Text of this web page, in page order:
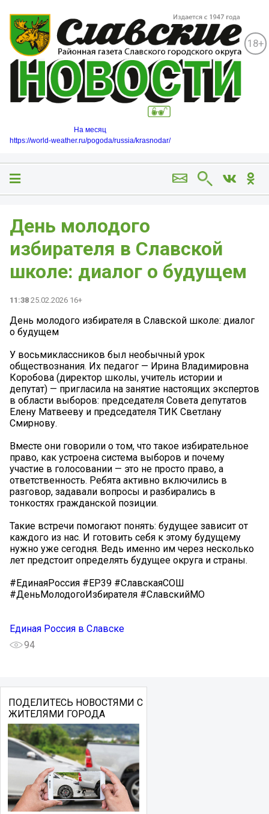
18+
На месяц
https://world-weather.ru/pogoda/russia/krasnodar/
День молодого
избирателя в Славской
школе: диалог о будущем
11:38 25.02.2026 16+
День молодого избирателя в Славской школе: диалог
о будущем
У восьмиклассников был необычный урок
обществознания. Их педагог — Ирина Владимировна
Коробова (директор школы, учитель истории и
депутат) — пригласила на занятие настоящих экспертов
в области выборов: председателя Совета депутатов
Елену Матвееву и председателя ТИК Светлану
Смирнову.
Вместе они говорили о том, что такое избирательное
право, как устроена система выборов и почему
участие в голосовании — это не просто право, а
ответственность. Ребята активно включились в
разговор, задавали вопросы и разбирались в
тонкостях гражданской позиции.
Такие встречи помогают понять: будущее зависит от
каждого из нас. И готовить себя к этому будущему
нужно уже сегодня. Ведь именно им через несколько
лет предстоит определять будущее округа и страны.
#ЕдинаяРоссия #ЕР39 #СлавскаяСОШ
#ДеньМолодогоИзбирателя #СлавскийМО
Единая Россия в Славске
94
ПОДЕЛИТЕСЬ НОВОСТЯМИ С
ЖИТЕЛЯМИ ГОРОДА